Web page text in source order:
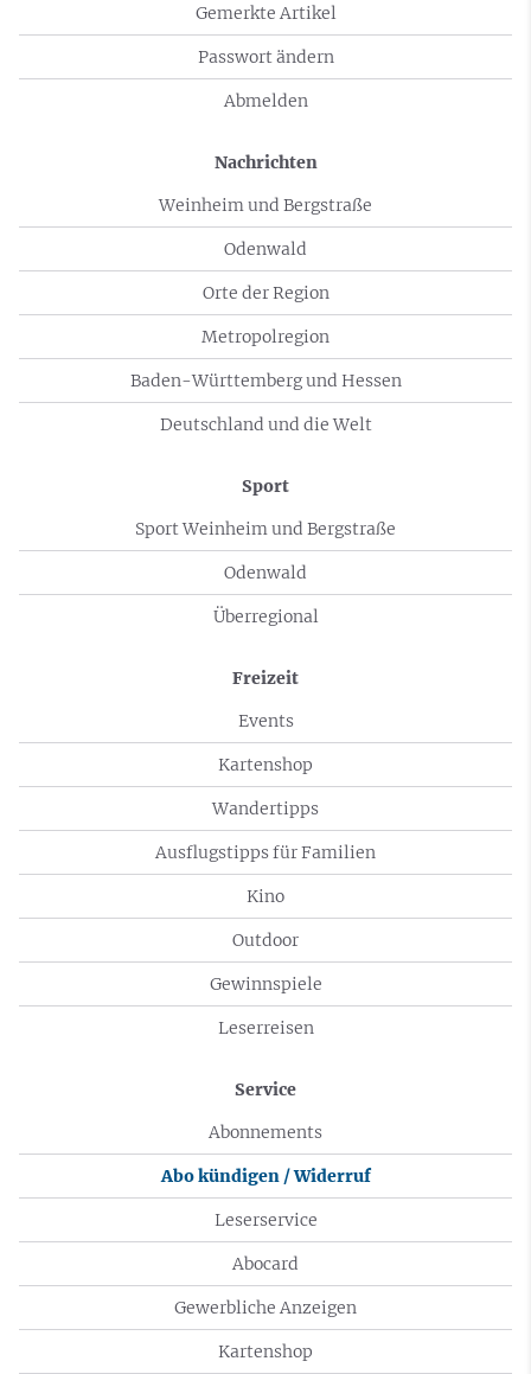
Gemerkte Artikel
Passwort ändern
Abmelden
Nachrichten
Weinheim und Bergstraße
Odenwald
Orte der Region
Metropolregion
Baden-Württemberg und Hessen
Deutschland und die Welt
Sport
Sport Weinheim und Bergstraße
Odenwald
Überregional
Freizeit
Events
Kartenshop
Wandertipps
Ausflugstipps für Familien
Kino
Outdoor
Gewinnspiele
Leserreisen
Service
Abonnements
Abo kündigen / Widerruf
Leserservice
Abocard
Gewerbliche Anzeigen
Kartenshop